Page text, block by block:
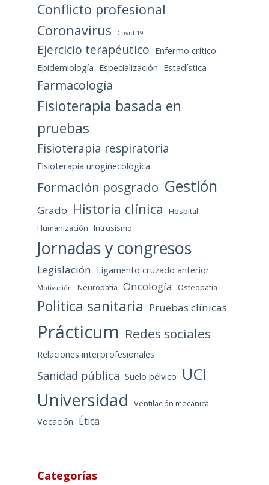
Conflicto profesional
Coronavirus
Covid-19
Ejercicio terapéutico Enfermo crítico
Epidemiología Especialización Estadística
Farmacología
Fisioterapia basada en
pruebas
Fisioterapia respiratoria
Fisioterapia uroginecológica
Formación posgrado Gestión
Grado Historia clínica
Hospital
Humanización Intrusismo
Jornadas y congresos
Legislación Ligamento cruzado anterior
Motivación Neuropatía Oncología Osteopatía
Politica sanitaria Pruebas clínicas
Prácticum Redes sociales
Relaciones interprofesionales
Sanidad pública Suelo pélvico UCI
Universidad Ventilación mecánica
Vocación Ética
Categorías